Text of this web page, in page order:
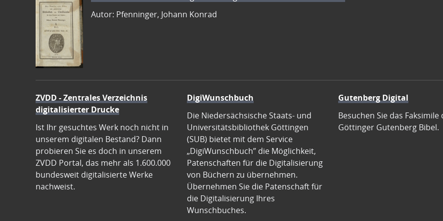
Autor: Pfenninger, Johann Konrad
ZVDD - Zentrales Verzeichnis
digitalisierter Drucke
Ist Ihr gesuchtes Werk noch nicht in
unserem digitalen Bestand? Dann
probieren Sie es doch in unserem
ZVDD Portal, das mehr als 1.600.000
bundesweit digitalisierte Werke
nachweist.
DigiWunschbuch
Die Niedersächsische Staats- und
Universitätsbibliothek Göttingen
(SUB) bietet mit dem Service
„DigiWunschbuch” die Möglichkeit,
Patenschaften für die Digitalisierung
von Büchern zu übernehmen.
Übernehmen Sie die Patenschaft für
die Digitalisierung Ihres
Wunschbuches.
Gutenberg Digital
Besuchen Sie das Faksimile
Göttinger Gutenberg Bibel.